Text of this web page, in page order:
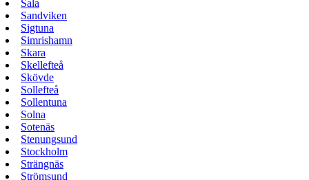
Sala
Sandviken
Sigtuna
Simrishamn
Skara
Skellefteå
Skövde
Sollefteå
Sollentuna
Solna
Sotenäs
Stenungsund
Stockholm
Strängnäs
Strömsund